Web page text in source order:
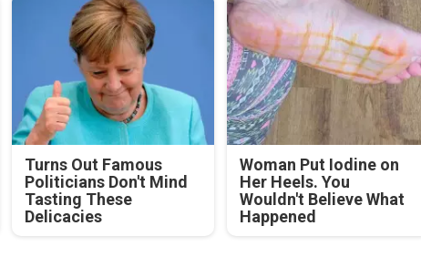
Turns Out Famous
Politicians Don't Mind
Tasting These
Delicacies
Woman Put Iodine on
Her Heels. You
Wouldn't Believe What
Happened